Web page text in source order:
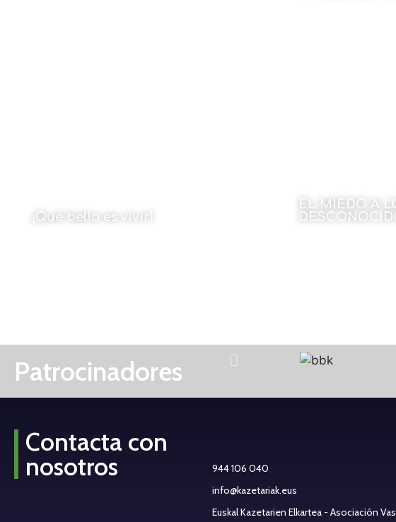
¡Qué bello es vivir!
EL MIEDO A
Patrocinadores
Contacta con
nosotros
944 106 040
info@kazetariak.eus
Euskal Kazetarien Elkartea - Asociación